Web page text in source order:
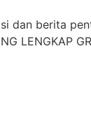
dan berita
LENGKAP